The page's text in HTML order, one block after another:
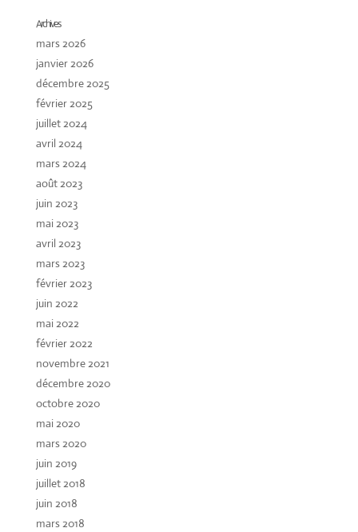
Archives
mars 2026
janvier 2026
décembre 2025
février 2025
juillet 2024
avril 2024
mars 2024
août 2023
juin 2023
mai 2023
avril 2023
mars 2023
février 2023
juin 2022
mai 2022
février 2022
novembre 2021
décembre 2020
octobre 2020
mai 2020
mars 2020
juin 2019
juillet 2018
juin 2018
mars 2018